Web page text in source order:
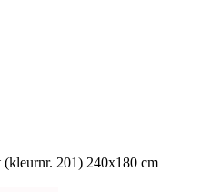
201) 240x180 cm